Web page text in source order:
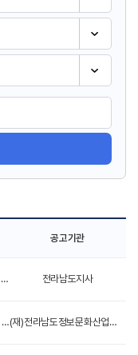
공고기관
전라남도지사
(재)전라남도정보문화산업진흥원